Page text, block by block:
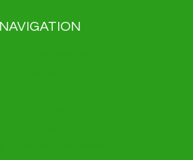
NAVIGATION